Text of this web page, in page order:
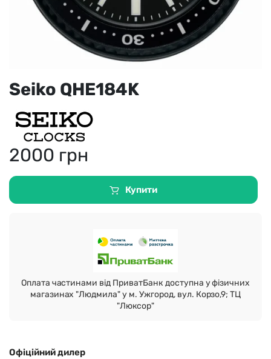
Seiko QHE184K
2000 грн
Купити
Оплата частинами від ПриватБанк доступна у фізичних
магазинах "Людмила" у м. Ужгород, вул. Корзо,9; ТЦ
"Люксор"
Офіційний дилер